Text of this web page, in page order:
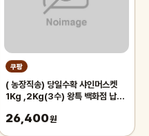
쿠팡
( 농장직송) 당일수확 샤인머스켓
1Kg ,2Kg(3수) 왕특 백화점 납품
26,400원